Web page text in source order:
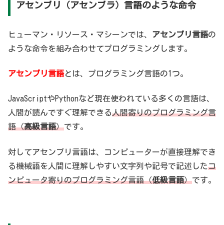
アセンブリ（アセンブラ）言語のような命令
ヒューマン・リソース・マシーンでは、 アセンブリ言語の
ような命令を組み合わせてプログラミングします。
アセンブリ言語とは、プログラミング言語の1つ。
JavaScriptやPythonなど現在使われている多くの言語は、
人間が読んですぐ理解できる人間寄りのプログラミング言
語（高級言語）です。
対してアセンブリ言語は、コンピューターが直接理解でき
る機械語を人間に理解しやすい文字列や記号で記述したコ
ンピュータ寄りのプログラミング言語（低級言語）です。